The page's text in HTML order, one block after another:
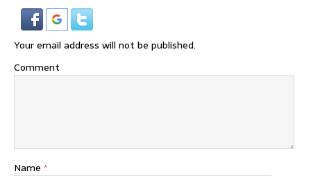
Your email address will not be published.
Comment
Name *